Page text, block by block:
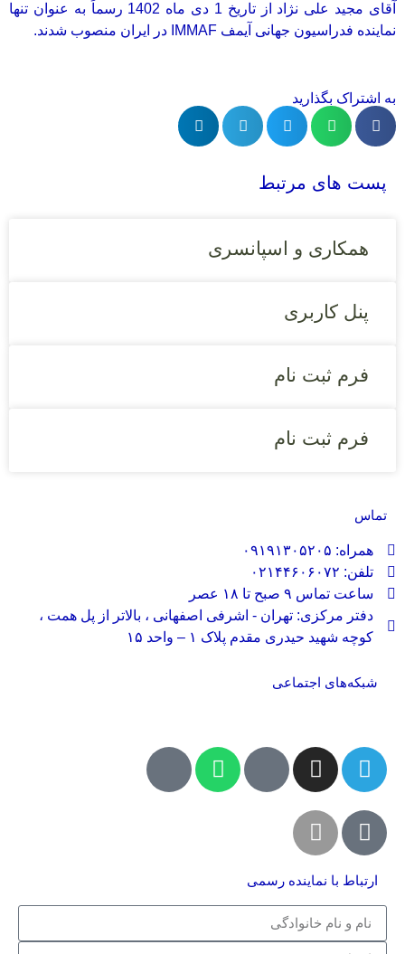
آقای مجید علی نژاد از تاریخ 1 دی ماه 1402 رسماً به عنوان تنها
نماینده فدراسیون جهانی آیمف IMMAF در ایران منصوب شدند.
به اشتراک بگذارید
پست های مرتبط
همکاری و اسپانسری
پنل کاربری
فرم ثبت نام
فرم ثبت نام
تماس
همراه: ۰۹۱۹۱۳۰۵۲۰۵
تلفن: ۰۲۱۴۴۶۰۶۰۷۲
ساعت تماس ۹ صبح تا ۱۸ عصر
دفتر مرکزی: تهران - اشرفی اصفهانی ، بالاتر از پل همت ،
کوچه شهید حیدری مقدم پلاک ۱ – واحد ۱۵
شبکه‌های اجتماعی
ارتباط با نماینده رسمی